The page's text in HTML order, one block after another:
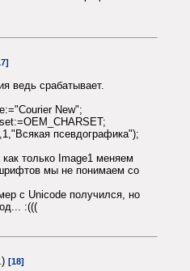
ведь срабатывает.
New";
псевдографика");
только Image1 меняем
мы не понимаем со
с Unicode получился, но
:(((
) [18]